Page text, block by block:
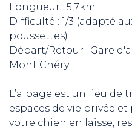
Longueur : 5,7km
Difficulté : 1/3 (adapté
poussettes)
Départ/Retour : Gare
Mont Chéry
L’alpage est un lieu de
espaces de vie privée
votre chien en laisse,